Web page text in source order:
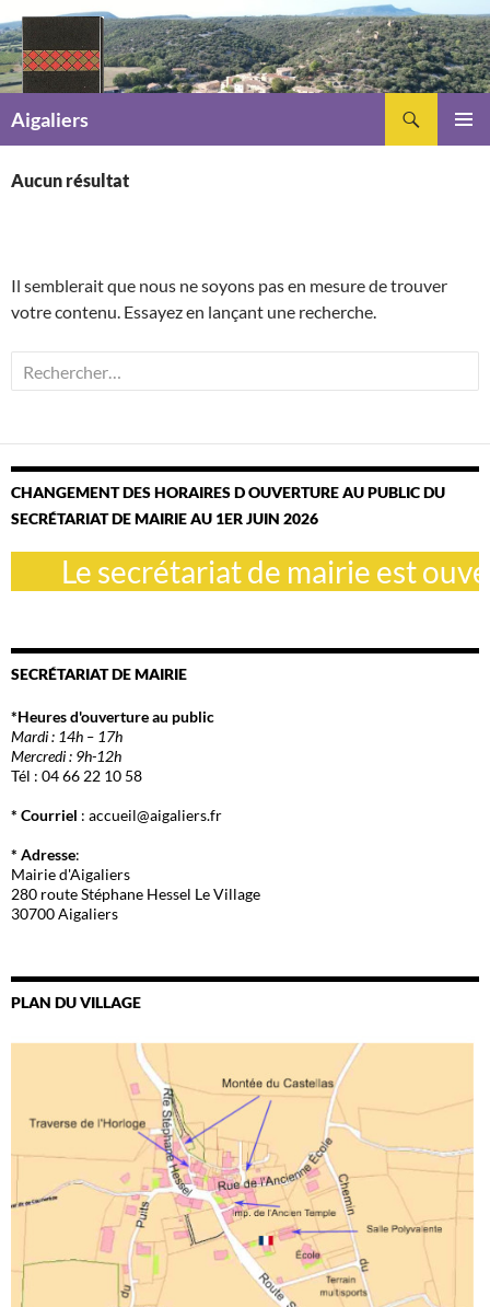
Aigaliers
CONTENU
Aucun résultat
Il semblerait que nous ne soyons pas en mesure de trouver
votre contenu. Essayez en lançant une recherche.
Rechercher :
CHANGEMENT DES HORAIRES D OUVERTURE AU PUBLIC DU
SECRÉTARIAT DE MAIRIE AU 1ER JUIN 2026
Le secrétariat de mairie est
SECRÉTARIAT DE MAIRIE
*Heures d'ouverture au public
Mardi : 14h – 17h
Mercredi : 9h-12h
Tél : 04 66 22 10 58
* Courriel : accueil@aigaliers.fr
* Adresse:
Mairie d'Aigaliers
280 route Stéphane Hessel Le Village
30700 Aigaliers
PLAN DU VILLAGE